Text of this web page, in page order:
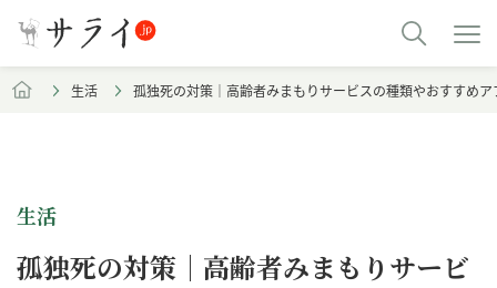
生活 孤独死の対策｜高齢者みまもりサービスの種類やおすすめ
生活
孤独死の対策｜高齢者みまもりサービ